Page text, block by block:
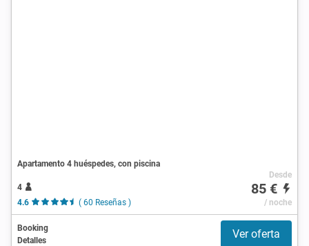
Apartamento 4 huéspedes, con piscina
4
4.6
( 60 Reseñas )
Desde
85 €
/ noche
Booking
Detalles
Ver oferta